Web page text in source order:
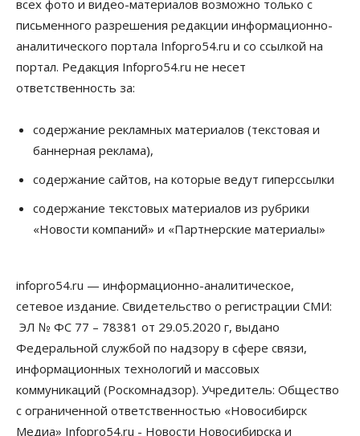
Режим ЧС ввели в Омской области из-за засухи
06 Августа 2026, 12:15
Новосибирск готовится к визиту Владимира
Путина
Бизнес Недвижимость Общество
Росреестр назвал главные причины
06 Августа 2026, 12:00
Телекоммуникации
В 16 населённых пунктах Мошковского района
Бизнес Право&Порядок
Злоумышленники опять атакуют
новосибирские компании через электронную
почту
06 Августа 2026, 11:00
Общество
Медики готовятся к второму пику активности
клещей в Новосибирской области
06 Августа 2026, 10:00
всех фото и видео-материалов возможно только с
письменного разрешения редакции информационно-
аналитического портала Infopro54.ru и со ссылкой на
портал. Редакция Infopro54.ru не несет
ответственность за:
содержание рекламных материалов (текстовая и
баннерная реклама),
содержание сайтов, на которые ведут гиперссылки
содержание текстовых материалов из рубрики
«Новости компаний» и «Партнерские материалы»
infopro54.ru — информационно-аналитическое,
сетевое издание. Свидетельство о регистрации СМИ:
ЭЛ № ФС 77 – 78381 от 29.05.2020 г, выдано
Федеральной службой по надзору в сфере связи,
информационных технологий и массовых
коммуникаций (Роскомнадзор). Учредитель: Общество
с ограниченной ответственностью «Новосибирск
Медиа» Infopro54.ru - Новости Новосибирска и